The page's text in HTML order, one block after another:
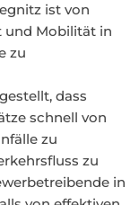
ist von
und Mobilität in
zu
dass
schnell von
zu
zu
in